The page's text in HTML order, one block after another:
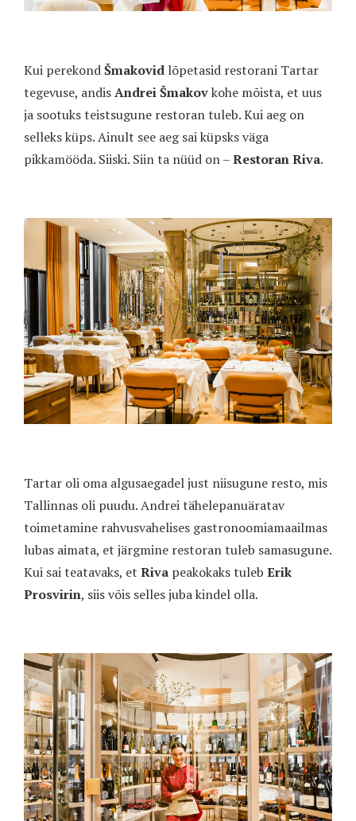
Kui perekondŠmakovid lõpetasid restorani Tartar
tegevuse, andisAndrei Šmakovkohe mõista, et uus
ja sootuks teistsugune restoran tuleb. Kui aeg on
selleks küps. Ainult see aeg sai küpsks väga
pikkamööda. Siiski. Siin ta nüüd on –Restoran Riva.
Tartar oli oma algusaegadel just niisugune resto, mis
Tallinnas oli puudu. Andrei tähelepanuäratav
toimetamine rahvusvahelises gastronoomiamaailmas
lubas aimata, et järgmine restoran tuleb samasugune.
Kui sai teatavaks, et Riva peakokaks tuleb Erik
Prosvirin, siis võis selles juba kindel olla.